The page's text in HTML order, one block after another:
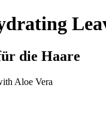
die Haare
Aloe Vera